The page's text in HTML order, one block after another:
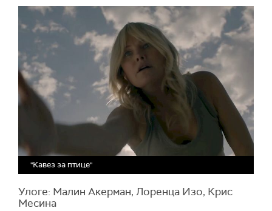
"Кавез за птице"
Улоге: Малин Акерман, Лоренца Изо, Крис
Месина